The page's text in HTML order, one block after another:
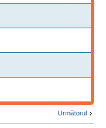
Următorul